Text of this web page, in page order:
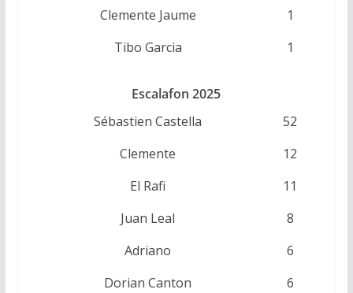
Clemente Jaume
1
Tibo Garcia
1
Escalafon 2025
Sébastien Castella
52
Clemente
12
El Rafi
11
Juan Leal
8
Adriano
6
Dorian Canton
6